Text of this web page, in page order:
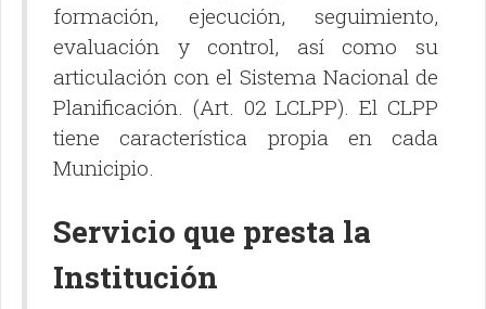
formación, ejecución, seguimiento,
evaluación y control, así como su
articulación con el Sistema Nacional de
Planificación. (Art. 02 LCLPP). El CLPP
tiene característica propia en cada
Municipio.
Servicio que presta la
Institución